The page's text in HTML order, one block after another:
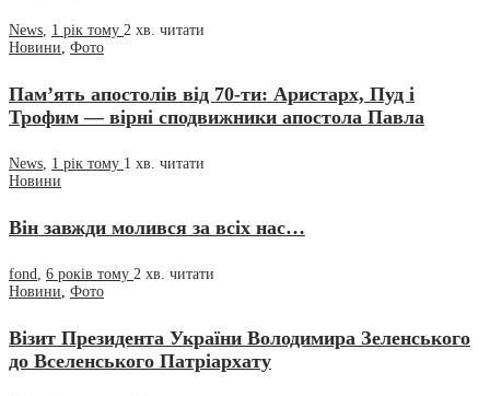
News, 1 рік тому 2 хв. читати
Новини, Фото
Пам’ять апостолів від 70-ти: Аристарх, Пуд і
Трофим — вірні сподвижники апостола Павла​
News, 1 рік тому 1 хв. читати
Новини
Він завжди молився за всіх нас…
fond 6 років тому 2 хв. читати
Новини Фото
Візит Президента України Володимира Зеленського
до Вселенського Патріархату